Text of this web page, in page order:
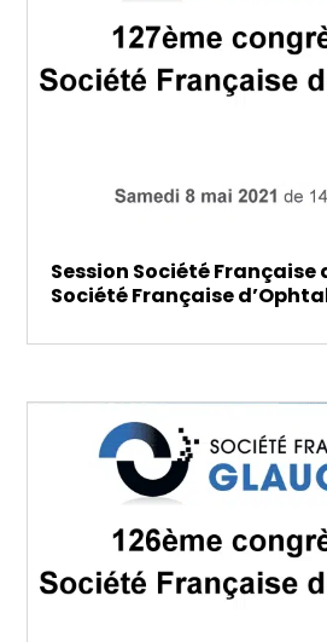
Session Société Française
Société Française